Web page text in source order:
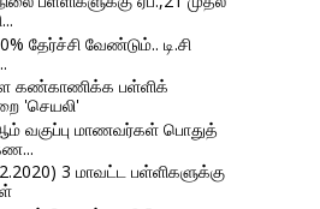
தேர்ச்சி வேண்டும்.. டி.சி
கண்காணிக்க பள்ளிக்
'செயலி'
வகுப்பு மாணவர்கள் பொதுத்
3 மாவட்ட பள்ளிகளுக்கு